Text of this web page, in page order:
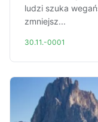
ludzi szuka
zmniejsz...
30.11.-0001